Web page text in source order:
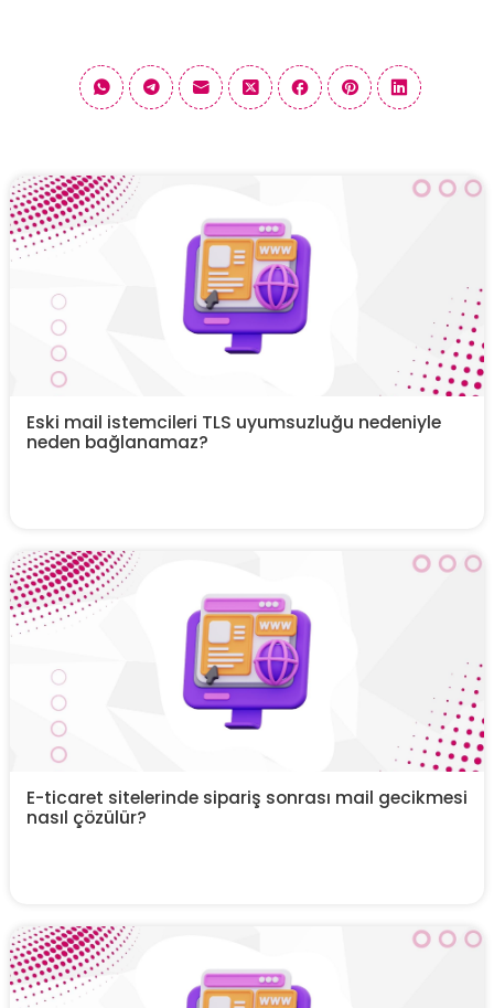
Eski mail istemcileri TLS uyumsuzluğu nedeniyle
neden bağlanamaz?
E-ticaret sitelerinde sipariş sonrası mail gecikmesi
nasıl çözülür?